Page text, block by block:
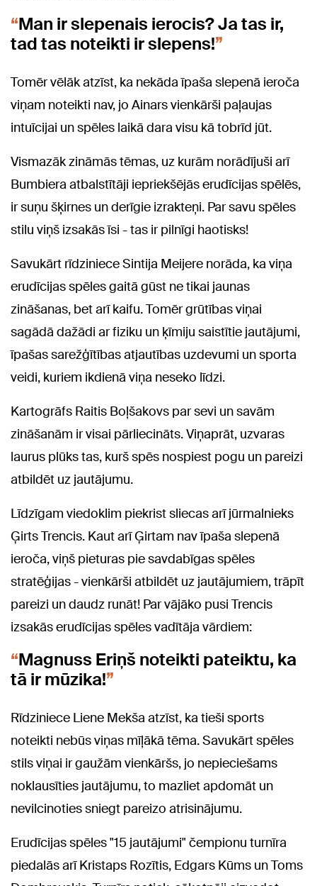
Man ir slepenais ierocis? Ja tas ir,
tad tas noteikti ir slepens!
Tomēr vēlāk atzīst, ka nekāda īpaša slepenā ieroča
viņam noteikti nav, jo Ainars vienkārši paļaujas
intuīcijai un spēles laikā dara visu kā tobrīd jūt.
Vismazāk zināmās tēmas, uz kurām norādījuši arī
Bumbiera atbalstītāji iepriekšējās erudīcijas spēlēs,
ir suņu šķirnes un derīgie izrakteņi. Par savu spēles
stilu viņš izsakās īsi - tas ir pilnīgi haotisks!
Savukārt rīdziniece Sintija Meijere norāda, ka viņa
erudīcijas spēles gaitā gūst ne tikai jaunas
zināšanas, bet arīkaifu. Tomēr grūtības viņai
sagādā dažādi ar fiziku un ķīmiju saistītie jautājumi,
īpašas sarežģītības atjautības uzdevumi un sporta
veidi, kuriem ikdienā viņa neseko līdzi.
Kartogrāfs Raitis Boļšakovs par sevi un savām
zināšanām ir visai pārliecināts. Viņaprāt, uzvaras
laurus plūks tas, kurš spēs nospiest pogu un pareizi
atbildēt uz jautājumu.
Līdzīgam viedoklim piekrist sliecas arī jūrmalnieks
Ģirts Trencis. Kaut arī Ģirtam nav īpaša slepenā
ieroča, viņš pieturas pie savdabīgas spēles
stratēģijas - vienkārši atbildēt uz jautājumiem,trāpīt
pareizi un daudz runāt! Par vājāko pusi Trencis
izsakās erudīcijas spēles vadītāja vārdiem:
Magnuss Eriņš noteikti pateiktu, ka
tā ir mūzika!
Rīdziniece Liene Mekša atzīst, ka tieši sports
noteikti nebūs viņas mīļākā tēma. Savukārt spēles
stils viņai ir gaužām vienkāršs, jo nepieciešams
noklausīties jautājumu, to mazliet apdomāt un
nevilcinoties sniegt pareizo atrisinājumu.
Erudīcijas spēles "15 jautājumi" čempionu turnīra
piedalās arī Kristaps Rozītis, Edgars Kūms un Toms